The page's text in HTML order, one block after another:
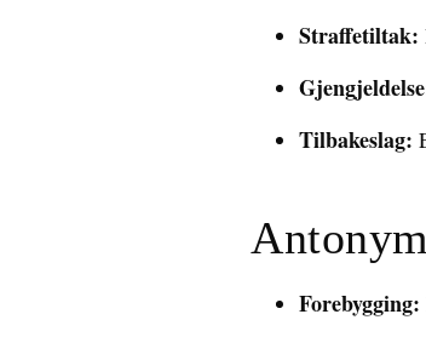
Straffetiltak:
Tilbakeslag:
Forebygging: